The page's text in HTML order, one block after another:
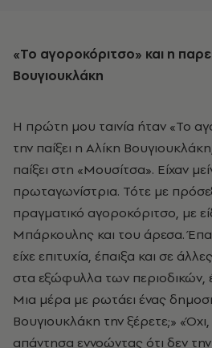
«Το αγοροκόριτσο» και η παρεξήγηση με την Αλίκη
Βουγιουκλάκη
Η πρώτη μου ταινία ήταν «Το
την παίξει η Αλίκη
παίξει στη «Μουσίτσα». Είχαν
πρωταγωνίστρια. Τότε με
πραγματικό αγοροκόριτσο, με
Μπάρκουλης και του άρεσα.
είχε επιτυχία, έπαιξα και σε
στα εξώφυλλα των περιοδικών,
Μια μέρα με ρωτάει ένας
Βουγιουκλάκη την ξέρετε;»
απάντησα εννοώντας ότι δεν